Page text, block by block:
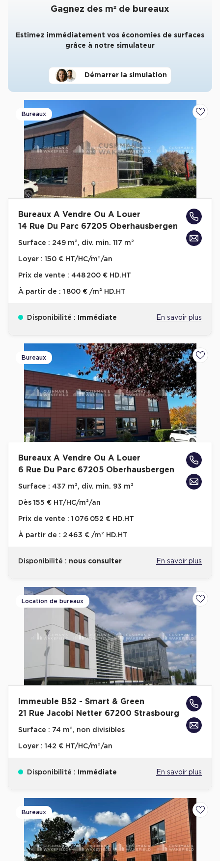
Gagnez des m² de bureaux
Estimez immédiatement vos économies de surfaces
grâce à notre simulateur
Démarrer la simulation
Bureaux
Bureaux A Vendre Ou A Louer
14 Rue Du Parc 67205 Oberhausbergen
Surface : 249 m², div. min. 117 m²
Loyer : 150 € HT/HC/m²/an
Prix de vente : 448 200 € HD.HT
À partir de : 1 800 € /m² HD.HT
Disponibilité : Immédiate En savoir plus
Bureaux
Bureaux A Vendre Ou A Louer
6 Rue Du Parc 67205 Oberhausbergen
Surface : 437 m², div. min. 93 m²
Dès 155 € HT/HC/m²/an
Prix de vente : 1 076 052 € HD.HT
À partir de : 2 463 € /m² HD.HT
Disponibilité : nous consulter En savoir plus
Location de bureaux
Immeuble B52 - Smart & Green
21 Rue Jacobi Netter 67200 Strasbourg
Surface : 74 m², non divisibles
Loyer : 142 € HT/HC/m²/an
Disponibilité : Immédiate En savoir plus
Bureaux